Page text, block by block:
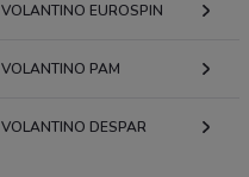
VOLANTINO EUROSPIN
VOLANTINO PAM
VOLANTINO DESPAR